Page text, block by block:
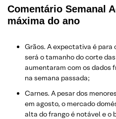
Comentário Semanal
máxima do ano
Grãos. A expectativa é para
será o tamanho do corte
aumentaram com os dados
na semana passada;
Carnes. A pesar dos
em agosto, o mercado
alta do frango é notável e o